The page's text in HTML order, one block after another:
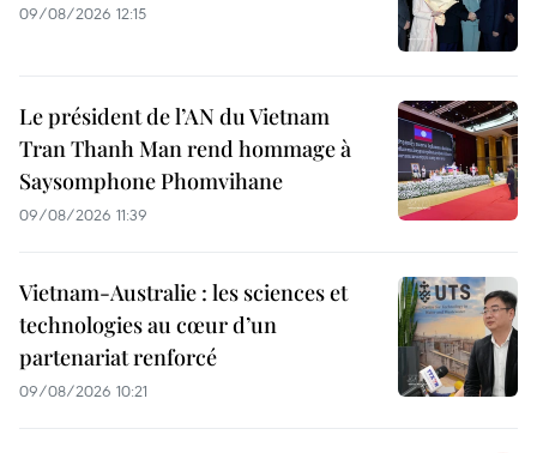
09/08/2026 12:15
Le président de l’AN du Vietnam
Tran Thanh Man rend hommage à
Saysomphone Phomvihane
09/08/2026 11:39
Vietnam-Australie : les sciences et
technologies au cœur d’un
partenariat renforcé
09/08/2026 10:21